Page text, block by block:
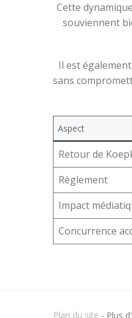
Cette
souviennent
Il est
sans
Aspect
Retour de
Règlement
Impact
Concurrence
Plan du site - Plus